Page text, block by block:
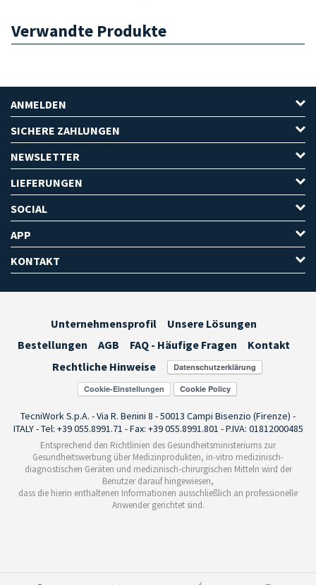
Verwandte Produkte
ANMELDEN
SICHERE ZAHLUNGEN
NEWSLETTER
LIEFERUNGEN
SOCIAL
APP
KONTAKT
Unternehmensprofil
Unsere Lösungen
Bestellungen
AGB FAQ - Häufige Fragen
Kontakt
Rechtliche Hinweise
Cookie-Einstellungen
TecniWork S.p.A. - Via R. Benini 8 - 50013 Campi Bisenzio (Firenze) -
ITALY - Tel: +39 055.8991.71 - Fax: +39 055.8991.801 - P.IVA: 01812000485
Entsprechend den Richtlinien des Gesundheitsministeriums zur
Gesundheitswerbung über Medizinprodukten, in-vitro medizinisch-
diagnostischen Geräten und medizinisch-chirurgischen Mitteln wird der
Benutzer darauf hingewiesen,
dass die hierin enthaltenen Informationen ausschließlich an professionelle
Anwender gerichtet sind.